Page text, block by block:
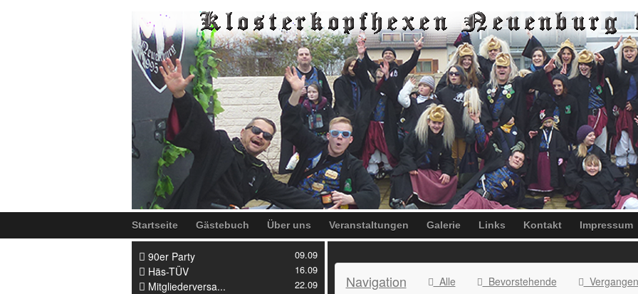
Startseite Gästebuch Über uns Veranstaltungen Galerie Links Kontakt Impressum
Navigation Alle Bevorstehende
90er Party 09.09
Häs-TÜV 16.09
Mitgliederversa... 22.09